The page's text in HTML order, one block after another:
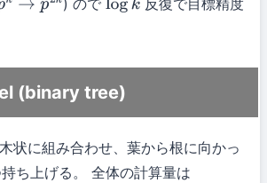
k →p 2k ) のでlogk
反復で目標精度
(binary tree)
状に組み合わせ、葉から根に向かっ
ち上げる。 全体の計算量は